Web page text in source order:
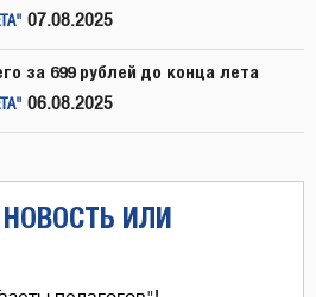
07.08.2025
за 699 рублей до конца лета
06.08.2025
ИЛИ